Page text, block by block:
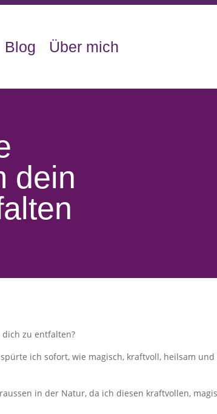
Blog Über mich
dein
zu entfalten?
ich sofort, wie magisch, kraftvoll, heilsam
in der Natur, da ich diesen kraftvollen,